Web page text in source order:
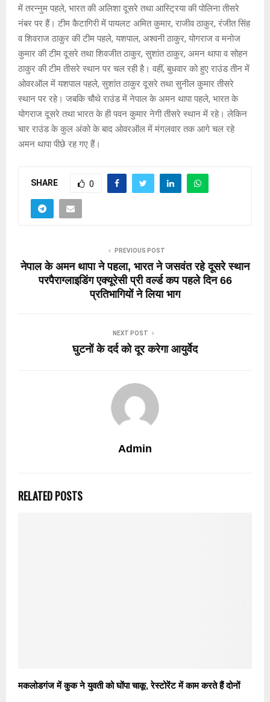
में तरन्नुम पहले, भारत की अलिशा दूसरे तथा आस्ट्रिया की पोलिना तीसरे
नंबर पर हैं। टीम कैटागिरी में पायलट अमित कुमार, राजीव ठाकुर, रंजीत सिंह
व शिवराज ठाकुर की टीम पहले, यशपाल, अश्वनी ठाकुर, योगराज व मनोज
कुमार की टीम दूसरे तथा शिवजीत ठाकुर, सुशांत ठाकुर, अमन थापा व सोहन
ठाकुर की टीम तीसरे स्थान पर चल रही है। वहीं, बुधवार को हुए राउंड तीन में
ओवरऑल में यशपाल पहले, सुशांत ठाकुर दूसरे तथा सुनील कुमार तीसरे
स्थान पर रहे। जबकि चौथे राउंड में नेपाल के अमन थापा पहले, भारत के
योगराज दूसरे तथा भारत के ही पवन कुमार नेगी तीसरे स्थान में रहे। लेकिन
चार राउंड के कुल अंको के बाद ओवरऑल में मंगलवार तक आगे चल रहे
अमन थापा पीछे रह गए हैं।
SHARE 0
PREVIOUS POST
नेपाल के अमन थापा ने पहला, भारत ने जसवंत रहे दूसरे स्थान
परपैराग्लाइडिंग एक्यूरेसी प्री वर्ल्ड कप पहले दिन 66
प्रतिभागियों ने लिया भाग
NEXT POST
घुटनों के दर्द को दूर करेगा आयुर्वेद
Admin
RELATED POSTS
मकलोडगंज में कुक ने युवती को घोंपा चाकू, रेस्टोरेंट में काम करते हैं दोनों